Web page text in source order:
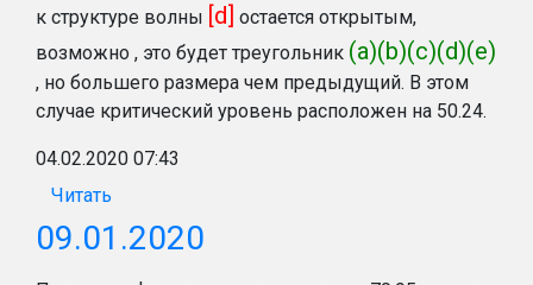
к структуре волны [d] остается открытым,
возможно , это будет треугольник (a)(b)(c)(d)(e)
, но большего размера чем предыдущий. В этом
случае критический уровень расположен на 50.24.
04.02.2020 07:43
Читать
09.01.2020